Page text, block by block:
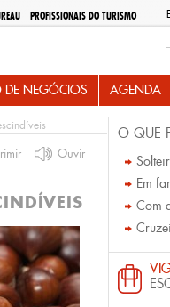
PROFISSIONAIS DO TURISMO
DE NEGÓCIOS AGENDA
Ouvir
O QUE
Em
Com